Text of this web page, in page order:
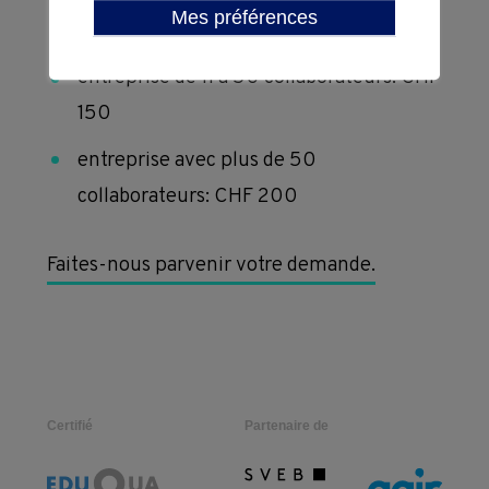
Subventions
contractuelles
de
CHF 100
entreprise de 11 à 50 collaborateurs: CHF
150
entreprise avec plus de 50
collaborateurs: CHF 200
Faites-nous parvenir votre demande.
Certifié Partenaire de
Mes préférences